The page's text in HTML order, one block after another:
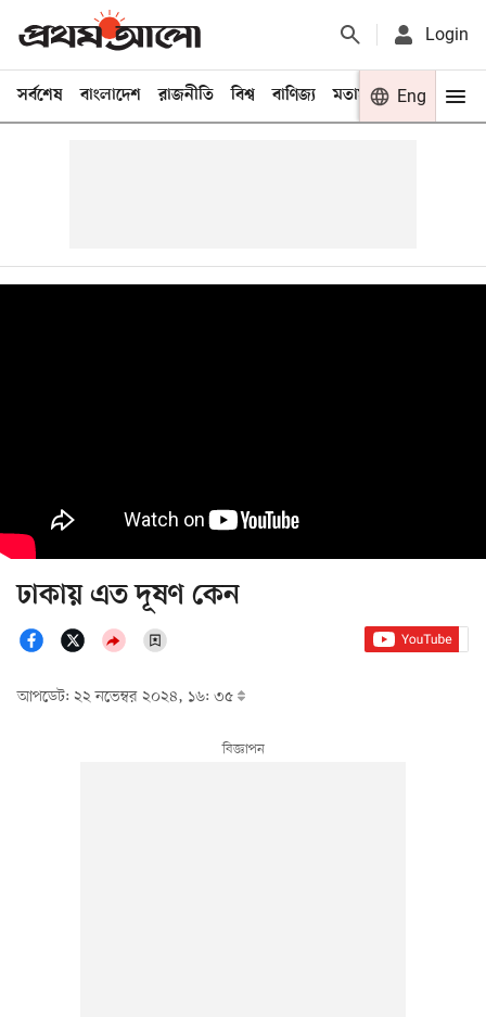
Login
সর্বশেষ বাংলাদেশ রাজনীতি বিশ্ব বাণিজ্য মতামত খেলা
Eng
ঢাকায় এত দূষণ কেন
আপডেট: ২২ নভেম্বর ২০২৪, ১৬: ৩৫